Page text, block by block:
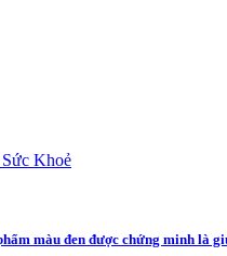
Khoẻ
màu đen được chứng minh là